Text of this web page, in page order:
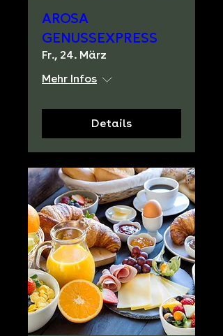
AROSA
GENUSSEXPRESS
Fr., 24. März
Mehr Infos
Details